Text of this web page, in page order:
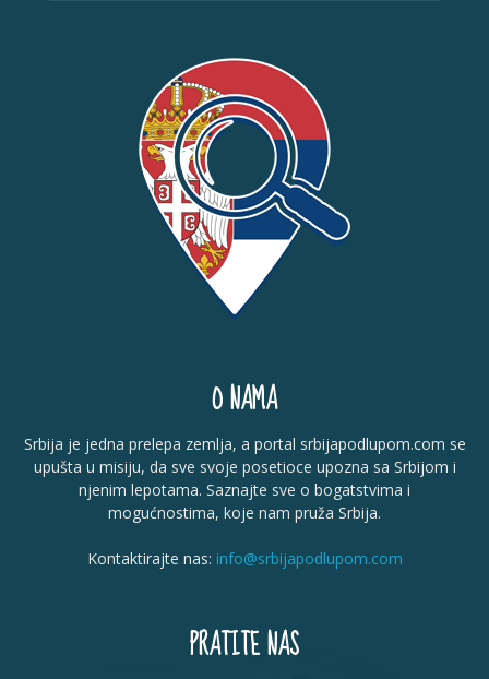
O NAMA
Srbija je jedna prelepa zemlja, a portal srbijapodlupom.com se
upušta u misiju, da sve svoje posetioce upozna sa Srbijom i
njenim lepotama. Saznajte sve o bogatstvima i
mogućnostima, koje nam pruža Srbija.
Kontaktirajte nas: info@srbijapodlupom.com
PRATITE NAS